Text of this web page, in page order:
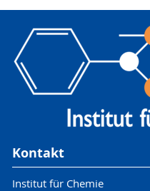
Kontakt
Institut für Chemie